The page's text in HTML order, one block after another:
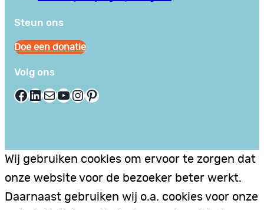
Steun ons
Doe een donatie
Volg ons
Facebook LinkedIn E-mail YouTube InstagramPinterest
Wij gebruiken cookies om ervoor te zorgen dat
onze website voor de bezoeker beter werkt.
Daarnaast gebruiken wij o.a. cookies voor onze